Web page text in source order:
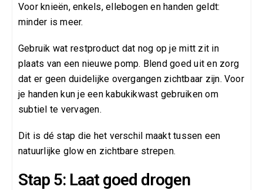
Voor knieën, enkels, ellebogen en handen geldt:
minder is meer.
Gebruik wat restproduct dat nog op je mitt zit in
plaats van een nieuwe pomp. Blend goed uit en zorg
dat er geen duidelijke overgangen zichtbaar zijn. Voor
je handen kun je een kabukikwast gebruiken om
subtiel te vervagen.
Dit is dé stap die het verschil maakt tussen een
natuurlijke glow en zichtbare strepen.
Stap 5: Laat goed drogen